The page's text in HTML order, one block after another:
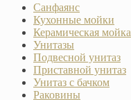
Санфаянс
Кухонные мойки
Керамическая мойка
Унитазы
Подвесной унитаз
Приставной унитаз
Унитаз с бачком
Раковины